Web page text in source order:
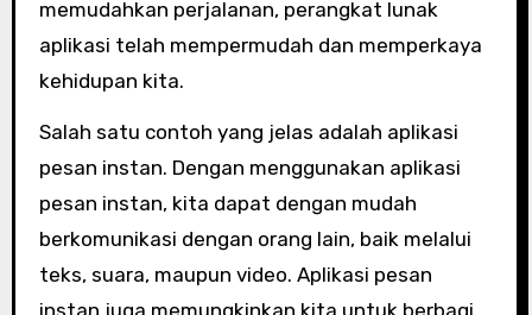
memudahkan perjalanan, perangkat lunak
aplikasi telah mempermudah dan memperkaya
kehidupan kita.
Salah satu contoh yang jelas adalah aplikasi
pesan instan. Dengan menggunakan aplikasi
pesan instan, kita dapat dengan mudah
berkomunikasi dengan orang lain, baik melalui
teks, suara, maupun video. Aplikasi pesan
instan juga memungkinkan kita untuk berbagi